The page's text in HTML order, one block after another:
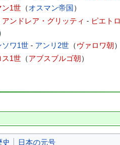
ン1世 （オスマン帝国）
アンドレア・グリッティ - ピエト
ソワ1世 - アンリ2世 （ヴァロワ朝）
ス1世 （アブスブルゴ朝）
史 日本の元号